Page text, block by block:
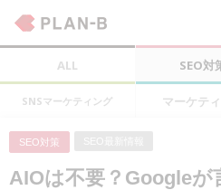
ALL SEO対
SNSマーケティング マーケテ
SEO対策
AIOは不要？Googleが